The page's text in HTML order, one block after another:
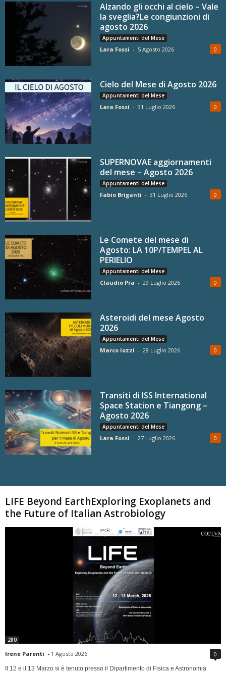
Alzando gli occhi al cielo – Vale
la sveglia?Le congiunzioni di
agosto 2026
Appuntamenti del Mese
Lara Fossi - 5 Agosto 2026 0
Cielo del Mese di Agosto 2026
Appuntamenti del Mese
Lara Fossi - 31 Luglio 2026 0
SUPERNOVAE aggiornamenti
del mese – Agosto 2026
Appuntamenti del Mese
Fabio Briganti - 31 Luglio 2026 0
Le Comete del mese di
Agosto: LA 10P/TEMPEL AL
PERIELIO
Appuntamenti del Mese
Claudio Pra - 29 Luglio 2026 0
Asteroidi del mese Agosto
2026
Appuntamenti del Mese
Marco Iozzi - 28 Luglio 2026 0
Transiti di ISS International
Space Station e Tiangong –
Agosto 2026
Appuntamenti del Mese
Lara Fossi - 27 Luglio 2026 0
LIFE Beyond EarthExploring Exoplanets and
the Future of Italian Astrobiology
280
Irene Parenti - 1 Agosto 2026 0
Il 12 e il 13 Marzo si è tenuto presso il Dipartimento di Fisica e Astronomia